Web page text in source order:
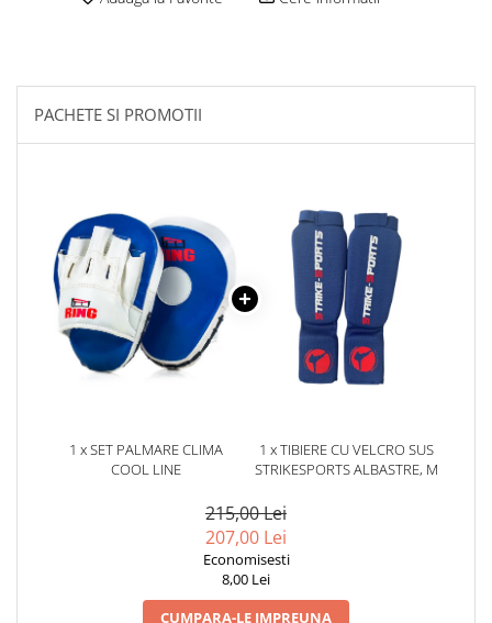
Perne Antebrat/Pao
Manechini Arte Martiale
Echipament Antrenori
Sorturi Kickboxing / MMA
Tricouri / Maiouri
Trening/Compleu
Bluze / Hanorace/Geci
Sepci / Caciuli
Echipament compresie
Lupte/Wrestling
Suprafete de lupta/Dotari sala
Suprafete de Lupta/Antrenament
PACHETE SI PROMOTII
1 x SET PALMARE CLIMA
COOL LINE
1 x TIBIERE CU VELCRO SUS
STRIKESPORTS ALBASTRE, M
215,00 Lei
207,00 Lei
Economisesti
8,00 Lei
CUMPARA-LE IMPREUNA